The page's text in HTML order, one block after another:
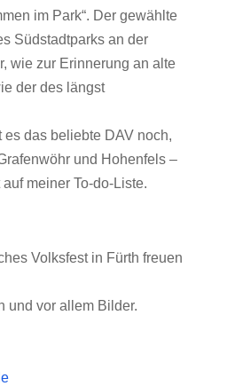
im Park“. Der gewählte
Südstadtparks an der
wie zur Erinnerung an alte
der des längst
es das beliebte DAV noch,
und Hohenfels –
meiner To-do-Liste.
Volksfest in Fürth freuen
und vor allem Bilder.